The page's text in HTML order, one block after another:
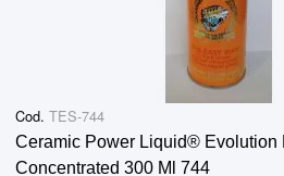
Cod. TES-744
Ceramic Power Liquid® Evolution
Concentrated 300 Ml 744